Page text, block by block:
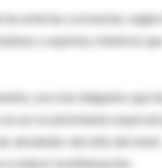
arterias coronarias, según
o aspirina, mientras que
son más delgados que
un recubrimiento especial
alrededor del sitio del stent.
reducir la inflamación.